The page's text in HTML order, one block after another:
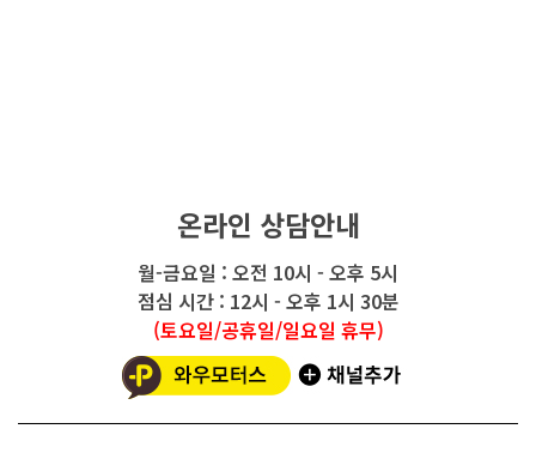
온라인 상담안내
월-금요일 : 오전 10시 - 오후 5시
점심 시간 : 12시 - 오후 1시 30분
(토요일/공휴일/일요일 휴무)